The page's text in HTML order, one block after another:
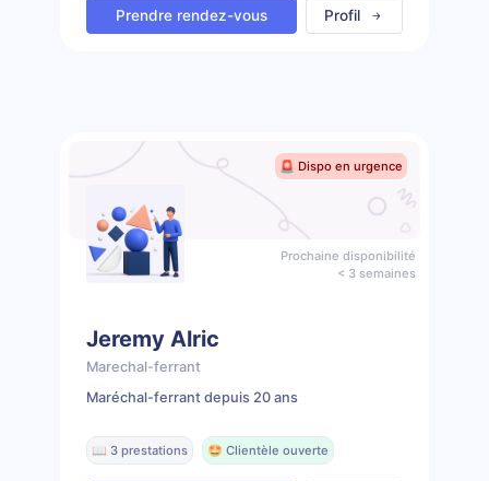
Prendre rendez-vous Profil
🚨 Dispo en urgence
Prochaine disponibilité
< 3 semaines
Jeremy Alric
Marechal-ferrant
Maréchal-ferrant depuis 20 ans
📖 3 prestations 🤩 Clientèle ouverte